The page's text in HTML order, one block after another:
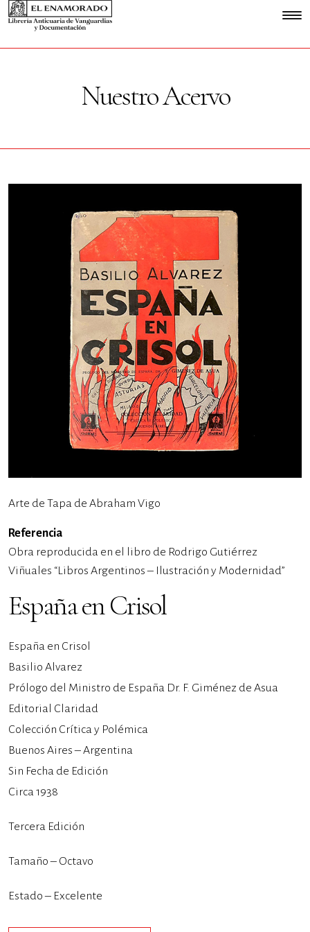
Nuestro Acervo
Arte de Tapa de Abraham Vigo
Referencia
Obra reproducida en el libro de Rodrigo Gutiérrez
Viñuales “Libros Argentinos – Ilustración y Modernidad”
España en Crisol
España en Crisol
Basilio Alvarez
Prólogo del Ministro de España Dr. F. Giménez de Asua
Editorial Claridad
Colección Crítica y Polémica
Buenos Aires – Argentina
Sin Fecha de Edición
Circa 1938
Tercera Edición
Tamaño – Octavo
Estado – Excelente